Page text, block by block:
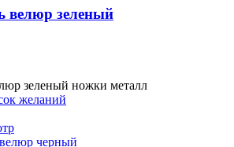
велюр зеленый
зеленый ножки металл
желаний